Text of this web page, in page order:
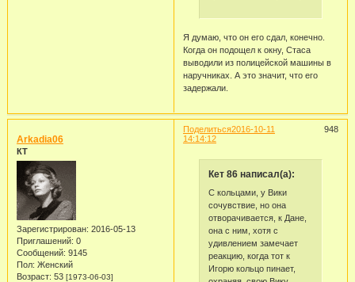
Я думаю, что он его сдал, конечно.
Когда он подощел к окну, Стаса
выводили из полицейской машины в
наручниках. А это значит, что его
задержали.
Поделиться 948
2016-10-11
14:14:12
Arkadia06
КТ
Зарегистрирован: 2016-05-13
Приглашений: 0
Сообщений: 9145
Пол: Женский
Возраст: 53 [1973-06-03]
Кет 86 написал(а):
С кольцами, у Вики
сочувствие, но она
отворачивается, к Дане,
она с ним, хотя с
удивлением замечает
реакцию, когда тот к
Игорю кольцо пинает,